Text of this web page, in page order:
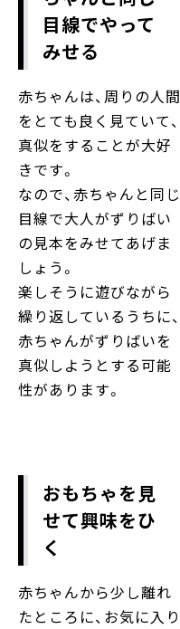
目線でやって
みせる
赤ちゃんは、周りの人間
をとても良く見ていて、
真似をすることが大好
きです。
なので、赤ちゃんと同じ
目線で大人がずりばい
の見本をみせてあげま
しょう。
楽しそうに遊びながら
繰り返しているうちに、
赤ちゃんがずりばいを
真似しようとする可能
性があります。
おもちゃを見
せて興味をひ
く
赤ちゃんから少し離れ
たところに、お気に入り